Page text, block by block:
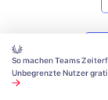
So machen Teams
Unbegrenzte Nutzer